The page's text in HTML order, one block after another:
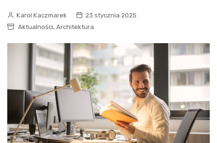
Karol Kaczmarek
23 stycznia 2025
Aktualności, Architektura